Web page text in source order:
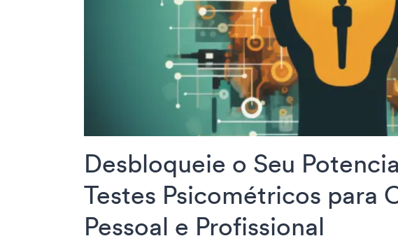
Desbloqueie o Seu
Testes Psicométricos para
Pessoal e Profissional